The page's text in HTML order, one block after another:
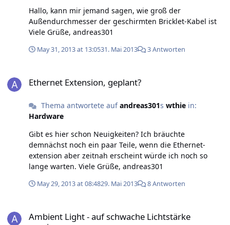
Hallo, kann mir jemand sagen, wie groß der
Außendurchmesser der geschirmten Bricklet-Kabel ist
Viele Grüße, andreas301
May 31, 2013 at 13:0531. Mai 2013 3 Antworten
Ethernet Extension, geplant?
Thema antwortete aufandreas301s wthiein:
Hardware
Gibt es hier schon Neuigkeiten? Ich bräuchte
demnächst noch ein paar Teile, wenn die Ethernet-
extension aber zeitnah erscheint würde ich noch so
lange warten. Viele Grüße, andreas301
May 29, 2013 at 08:4829. Mai 2013 8 Antworten
Ambient Light - auf schwache Lichtstärke